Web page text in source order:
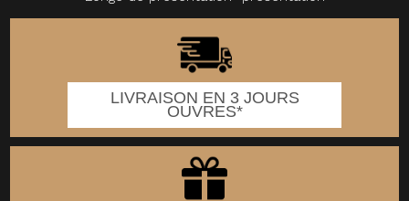
LIVRAISON EN 3 JOURS
OUVRES*